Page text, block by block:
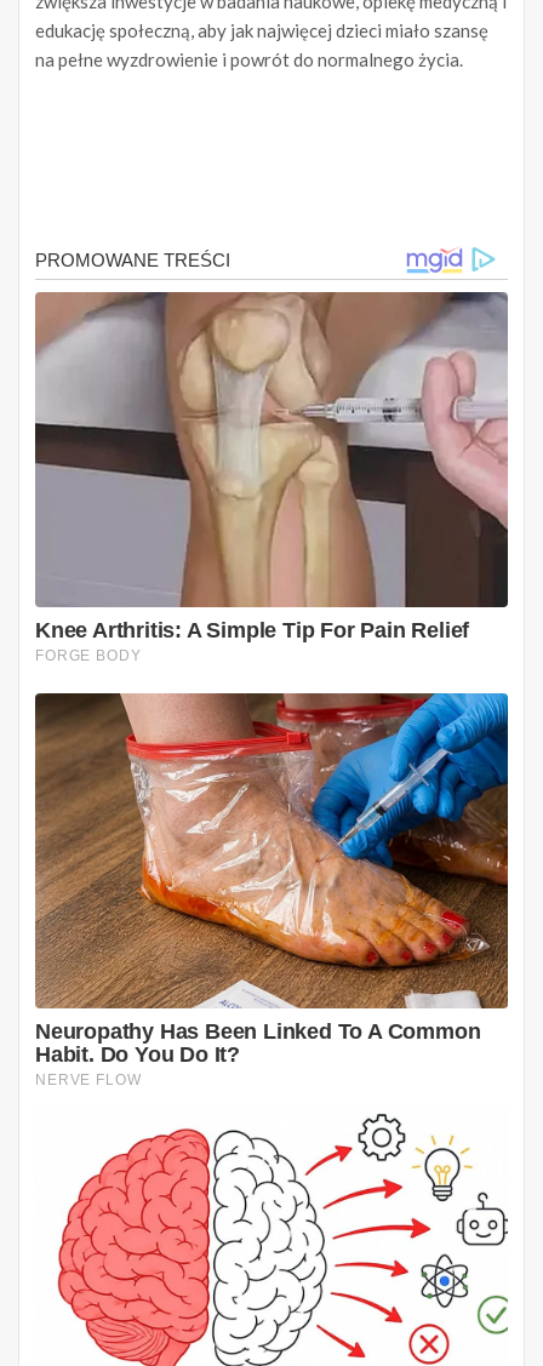
edukację społeczną, aby jak najwięcej dzieci miało szansę
na pełne wyzdrowienie i powrót do normalnego życia.